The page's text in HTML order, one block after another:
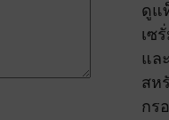
ดูแ
เซ
แล
สห
กร